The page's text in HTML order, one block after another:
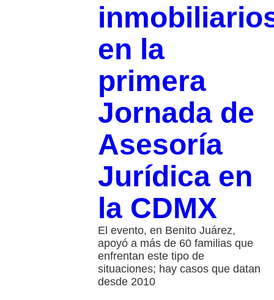
en la
primera
Jornada de
Asesoría
Jurídica en
la CDMX
El evento, en Benito Juárez,
apoyó a más de 60 familias que
enfrentan este tipo de
situaciones; hay casos que datan
desde 2010